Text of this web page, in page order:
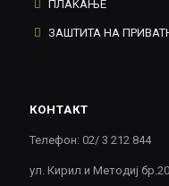
ПЛАЌАЊЕ
ЗАШТИТА НА
КОНТАКТ
Телефон: 02/ 3 212 844
ул. Кирил и Методиј